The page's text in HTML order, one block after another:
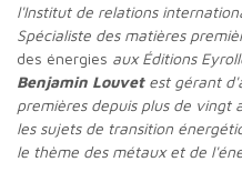
l'Institut de relations
Spécialiste des matières
des énergies aux Éditions
Benjamin Louvetest gérant
premières depuis plus de vingt
les sujets de transition
le thème des métaux et de